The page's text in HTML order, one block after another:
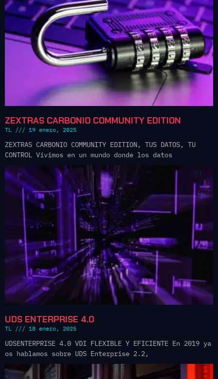
ZEXTRAS CARBONIO COMMUNITY EDITION
TL 19 enero, 2025
ZEXTRAS CARBONIO COMMUNITY EDITION, TUS DATOS, TU
CONTROL Vivimos en un mundo donde los datos
UDS ENTERPRISE 4.0
TL 18 enero, 2025
UDSENTERPRISE 4.0 VDI FLEXIBLE Y EFICIENTE En 2019 ya
os hablamos sobre UDS Enterprise 2.2,